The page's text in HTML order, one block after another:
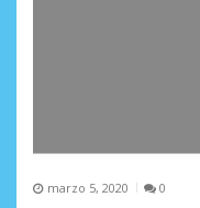
marzo 5, 2020 0